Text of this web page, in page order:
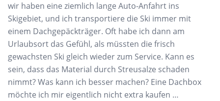
wir haben eine ziemlich lange Auto-Anfahrt ins
Skigebiet, und ich transportiere die Ski immer mit
einem Dachgepäckträger. Oft habe ich dann am
Urlaubsort das Gefühl, als müssten die frisch
gewachsten Ski gleich wieder zum Service. Kann es
sein, dass das Material durch Streusalze schaden
nimmt? Was kann ich besser machen? Eine Dachbox
möchte ich mir eigentlich nicht extra kaufen …